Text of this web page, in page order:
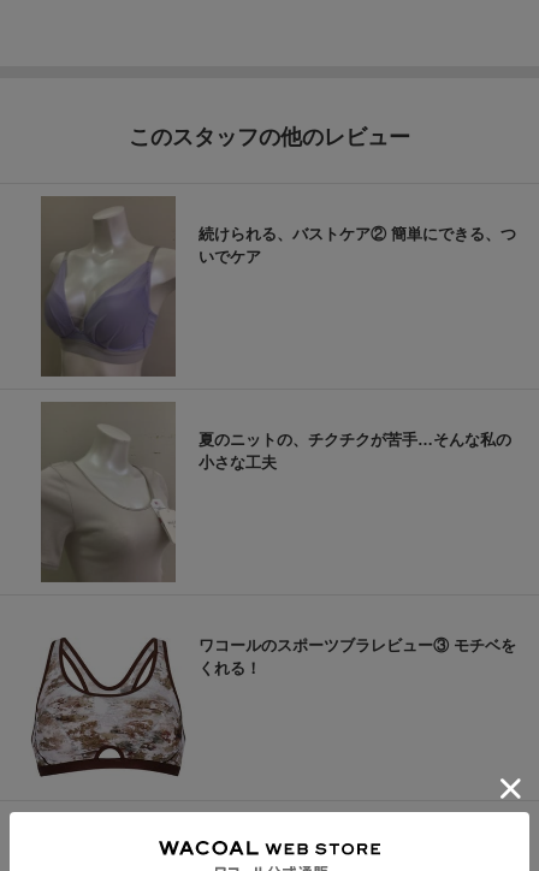
このスタッフの他のレビュー
続けられる、バストケア② 簡単にできる、つ
いでケア
夏のニットの、チクチクが苦手…そんな私の
小さな工夫
ワコールのスポーツブラレビュー③ モチベを
くれる！
今日は家から出たくない日。そんな日にちょ